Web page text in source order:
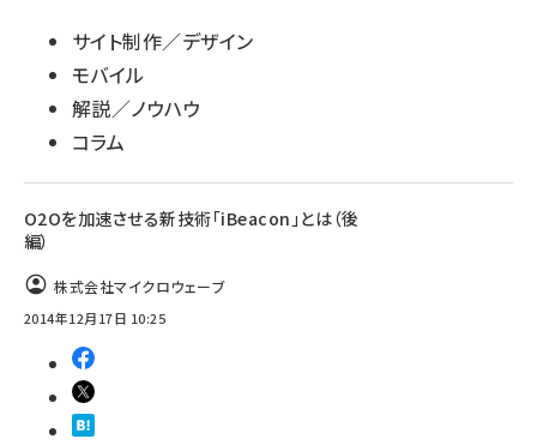
サイト制作／デザイン
モバイル
解説／ノウハウ
コラム
O2Oを加速させる新技術「iBeacon」とは（後
編）
株式会社マイクロウェーブ
2014年12月17日 10:25